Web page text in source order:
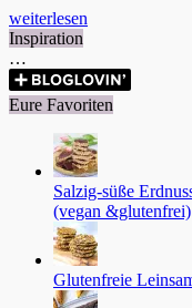
weiterlesen
Inspiration
…
Eure Favoriten
Salzig-süße
(vegan &glutenfrei)
Glutenfreie